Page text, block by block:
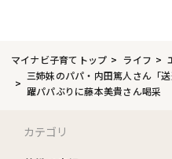
マイナビ子育てトップ ライフ
三姉妹のパパ・内田篤人さん「
躍パパぶりに藤本美貴さん喝采
カテゴリ